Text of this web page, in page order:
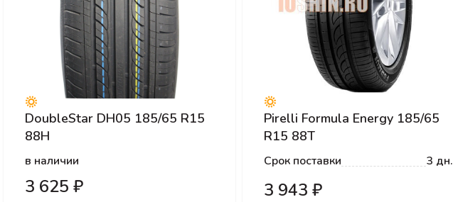
DoubleStar DH05 185/65 R15
88H
в наличии
3 625 ₽
Pirelli Formula Energy 185/65
R15 88T
Срок поставки 3 дн.
3 943 ₽